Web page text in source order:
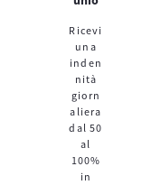
Ricevi
una
inden
nità
giorn
aliera
dal 50
al
100%
in